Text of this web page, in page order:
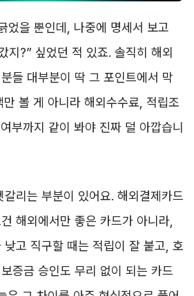
었을 뿐인데, 나중에 명세서 보고
지?” 싶었던 적 있죠. 솔직히 해외
들 대부분이 딱 그 포인트에서 막
볼 게 아니라 해외수수료, 적립조
부까지 같이 봐야 진짜 덜 아깝습니
리는 부분이 있어요. 해외결제카드
해외에서만 좋은 카드가 아니라,
낮고 직구할 때는 적립이 잘 붙고, 호
증금 승인도 무리 없이 되는 카드